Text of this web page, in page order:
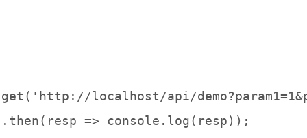
localhost/api/
=> console.log(resp));